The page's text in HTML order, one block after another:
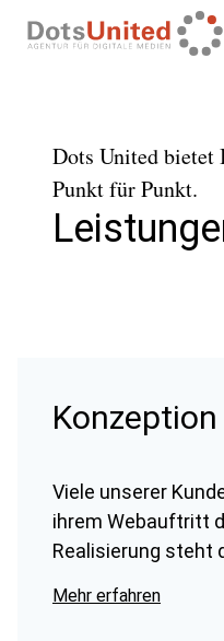
Hier
zurück
kommen
Dots United bietet
Punkt für Punkt.
Viele unserer
ihrem Webauftritt
Realisierung steht
Mehr erfahren